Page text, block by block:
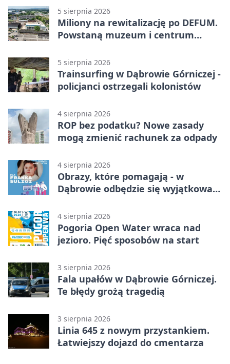
5 sierpnia 2026
Miliony na rewitalizację po DEFUM.
Powstaną muzeum i centrum
5 sierpnia 2026
Trainsurfing w Dąbrowie Górniczej -
policjanci ostrzegali kolonistów
4 sierpnia 2026
ROP bez podatku? Nowe zasady
mogą zmienić rachunek za odpady
4 sierpnia 2026
Obrazy, które pomagają - w
Dąbrowie odbędzie się wyjątkowa
4 sierpnia 2026
Pogoria Open Water wraca nad
jezioro. Pięć sposobów na start
3 sierpnia 2026
Fala upałów w Dąbrowie Górniczej.
Te błędy grożą tragedią
3 sierpnia 2026
Linia 645 z nowym przystankiem.
Łatwiejszy dojazd do cmentarza